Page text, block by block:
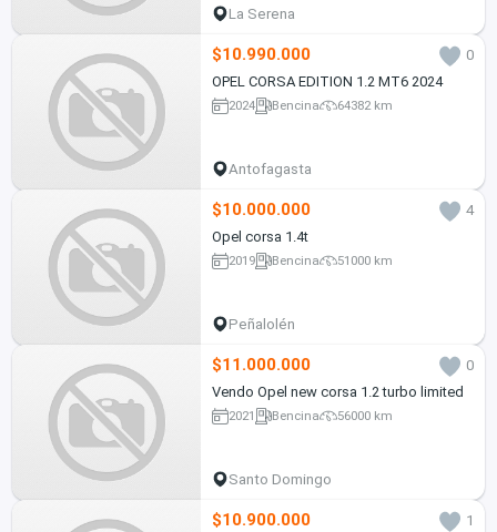
La Serena
$10.990.000
0
OPEL CORSA EDITION 1.2 MT6 2024
2024 Bencina 64382 km
Antofagasta
$10.000.000
4
Opel corsa 1.4t
2019 Bencina 51000 km
Peñalolén
$11.000.000
0
Vendo Opel new corsa 1.2 turbo limited
2021 Bencina 56000 km
Santo Domingo
$10.900.000 1